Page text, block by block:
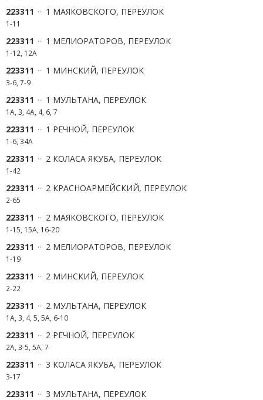
223311 1 МАЯКОВСКОГО, ПЕРЕУЛОК
1-11
223311 1 МЕЛИОРАТОРОВ, ПЕРЕУЛОК
1-12, 12А
223311 1 МИНСКИЙ, ПЕРЕУЛОК
3-6, 7-9
223311 1 МУЛЬТАНА, ПЕРЕУЛОК
1А, 3, 4А, 4, 6, 7
223311 1 РЕЧНОЙ, ПЕРЕУЛОК
1-6, 34А
223311 2 КОЛАСА ЯКУБА, ПЕРЕУЛОК
1-42
223311 2 КРАСНОАРМЕЙСКИЙ, ПЕРЕУЛОК
2-65
223311 2 МАЯКОВСКОГО, ПЕРЕУЛОК
1-15, 15А, 16-20
223311 2 МЕЛИОРАТОРОВ, ПЕРЕУЛОК
1-19
223311 2 МИНСКИЙ, ПЕРЕУЛОК
2-22
223311 2 МУЛЬТАНА, ПЕРЕУЛОК
1А, 3, 4, 5, 5А, 6-10
223311 2 РЕЧНОЙ, ПЕРЕУЛОК
2А, 3-5, 5А, 7
223311 3 КОЛАСА ЯКУБА, ПЕРЕУЛОК
3-17
223311 3 МУЛЬТАНА, ПЕРЕУЛОК